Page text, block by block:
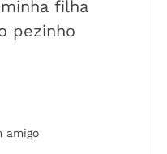
filha
pezinho
amigo